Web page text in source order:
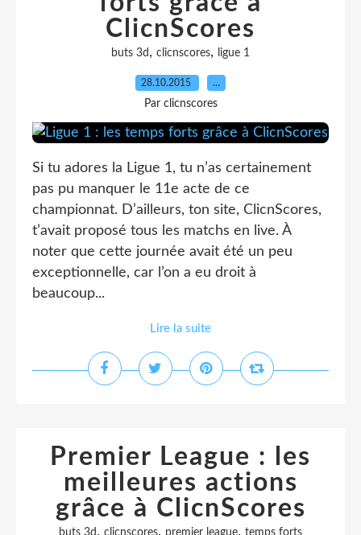
ClicnScores
buts 3d , clicnscores, ligue 1
28.10.2015 …
Par clicnscores
Si tu adores la Ligue 1, tu n’as certainement
pas pu manquer le 11e acte de ce
championnat. D’ailleurs, ton site, ClicnScores,
t’avait proposé tous les matchs en live. À
noter que cette journée avait été un peu
exceptionnelle, car l’on a eu droit à
beaucoup...
Lire la suite
Premier League : les
meilleures actions
grâce à ClicnScores
buts 3d , clicnscores, premier league, temps forts